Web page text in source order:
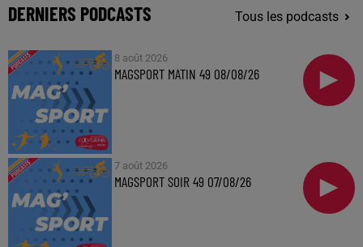
DERNIERS PODCASTS Tous les podcasts
8 août 2026
MAGSPORT MATIN 49 08/08/26
7 août 2026
MAGSPORT SOIR 49 07/08/26